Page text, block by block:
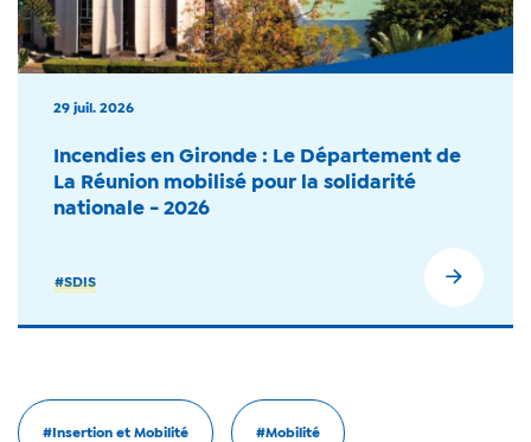
29 juil. 2026
Incendies en Gironde : Le Département de
La Réunion mobilisé pour la solidarité
nationale - 2026
#SDIS
#Insertion et Mobilité #Mobilité